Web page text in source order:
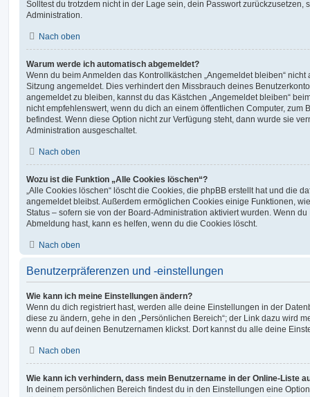
Solltest du trotzdem nicht in der Lage sein, dein Passwort zurückzusetzen,
Administration.
Nach oben
Warum werde ich automatisch abgemeldet?
Wenn du beim Anmelden das Kontrollkästchen „Angemeldet bleiben“
Sitzung angemeldet. Dies verhindert den Missbrauch deines
angemeldet zu bleiben, kannst du das Kästchen „Angemeldet bleiben“
nicht empfehlenswert, wenn du dich an einem öffentlichen Computer, zum
befindest. Wenn diese Option nicht zur Verfügung steht, dann wurde sie
Administration ausgeschaltet.
Nach oben
Wozu ist die Funktion „Alle Cookies löschen“?
„Alle Cookies löschen“ löscht die Cookies, die phpBB erstellt hat und die
angemeldet bleibst. Außerdem ermöglichen Cookies einige Funktionen,
Status – sofern sie von der Board-Administration aktiviert wurden. Wenn
Abmeldung hast, kann es helfen, wenn du die Cookies löscht.
Nach oben
Benutzerpräferenzen und -einstellungen
Wie kann ich meine Einstellungen ändern?
Wenn du dich registriert hast, werden alle deine Einstellungen in der
diese zu ändern, gehe in den „Persönlichen Bereich“; der Link dazu wird
wenn du auf deinen Benutzernamen klickst. Dort kannst du alle deine
Nach oben
Wie kann ich verhindern, dass mein Benutzername in der Online-Liste
In deinem persönlichen Bereich findest du in den Einstellungen eine